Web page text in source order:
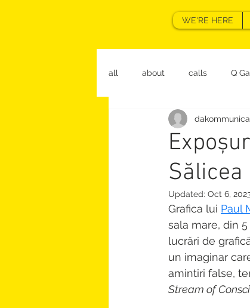
WE'RE HERE
all about calls Q
Updated: Oct 6,
Grafica lui Paul
sala mare, din 5
lucrări de
un imaginar
amintiri false,
Stream of